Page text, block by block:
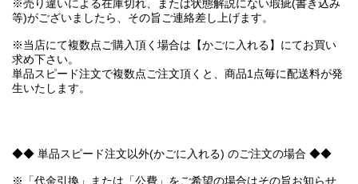
※売り違いによる在庫切れ、または状態解説にない瑕疵(書き込み
等)がございましたら、その旨ご連絡差し上げます。
※当店にて複数点ご購入頂く場合は【かごに入れる】にてお買い
求め下さい。
単品スピード注文で複数点ご注文頂くと、商品1点毎に配送料が発
生いたします。
◆◆ 単品スピード注文以外(かごに入れる) のご注文の場合 ◆◆
※「代金引換」または「公費」をご希望の場合はその旨お知らせ